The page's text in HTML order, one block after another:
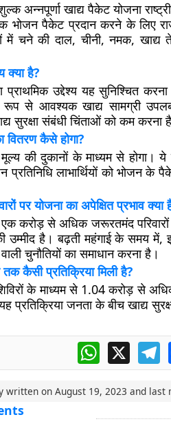
अन्नपूर्णा खाद्य पैकेट योजना
भोजन पैकेट प्रदान करने के लिए
में चने की दाल, चीनी, नमक,
क्या है?
प्राथमिक उद्देश्य यह सुनिश्चित
रूप से आवश्यक खाद्य सामग्री
सुरक्षा संबंधी चिंताओं को कम करना
कैसे होगा?
की दुकानों के माध्यम से होगा।
प्रतिनिधि लाभार्थियों को भोजन
पर योजना का अपेक्षित प्रभाव क्या
करोड़ से अधिक जरूरतमंद
उम्मीद है। बढ़ती महंगाई के समय में,
चुनौतियों का समाधान करना है।
कैसी प्रतिक्रिया मिली है?
के माध्यम से 1.04 करोड़ से
प्रतिक्रिया जनता के बीच खाद्य
WhatsApp
X
written on August 19, 2023 and last